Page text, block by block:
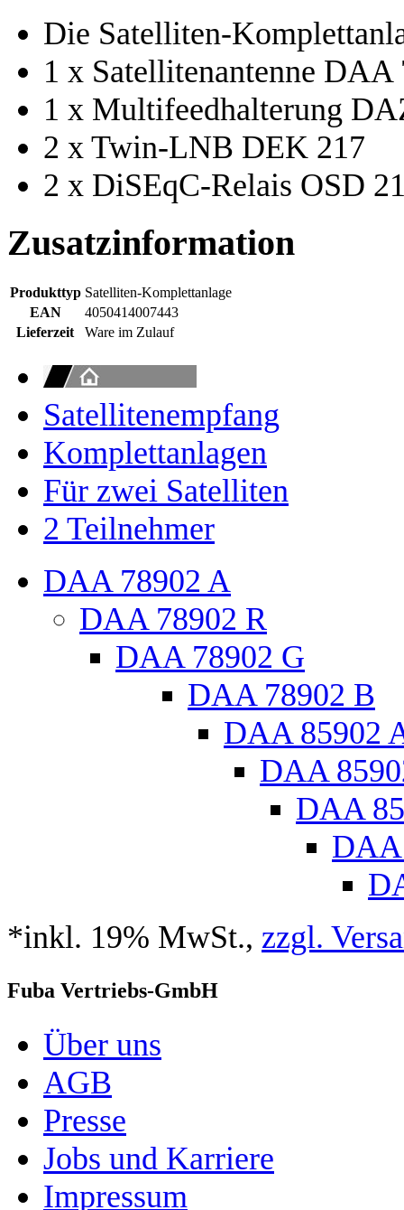
Die Satelliten-
1 x Satellitenantenne DAA
1 x Multifeedhalterung
2 x Twin-LNB DEK 217
2 x DiSEqC-Relais OSD
Zusatzinformation
Produkttyp Satelliten-Komplettanlage
EAN
4050414007443
Lieferzeit
Ware im Zulauf
Satellitenempfang
Komplettanlagen
Für zwei Satelliten
2 Teilnehmer
DAA 78902 A
DAA 78902 R
DAA 78902 G
DAA 78902 B
DAA 85902
DAA
DAA
DAA
*inkl. 19% MwSt., zzgl.
Fuba Vertriebs-GmbH
Über uns
AGB
Presse
Jobs und Karriere
Impressum